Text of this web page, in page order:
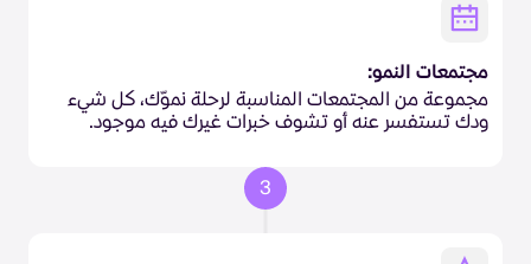
مجتمعات النمو:
مجموعة من المجتمعات المناسبة لرحلة نموّك، كل شيء
ودك تستفسر عنه أو تشوف خبرات غيرك فيه موجود.
3